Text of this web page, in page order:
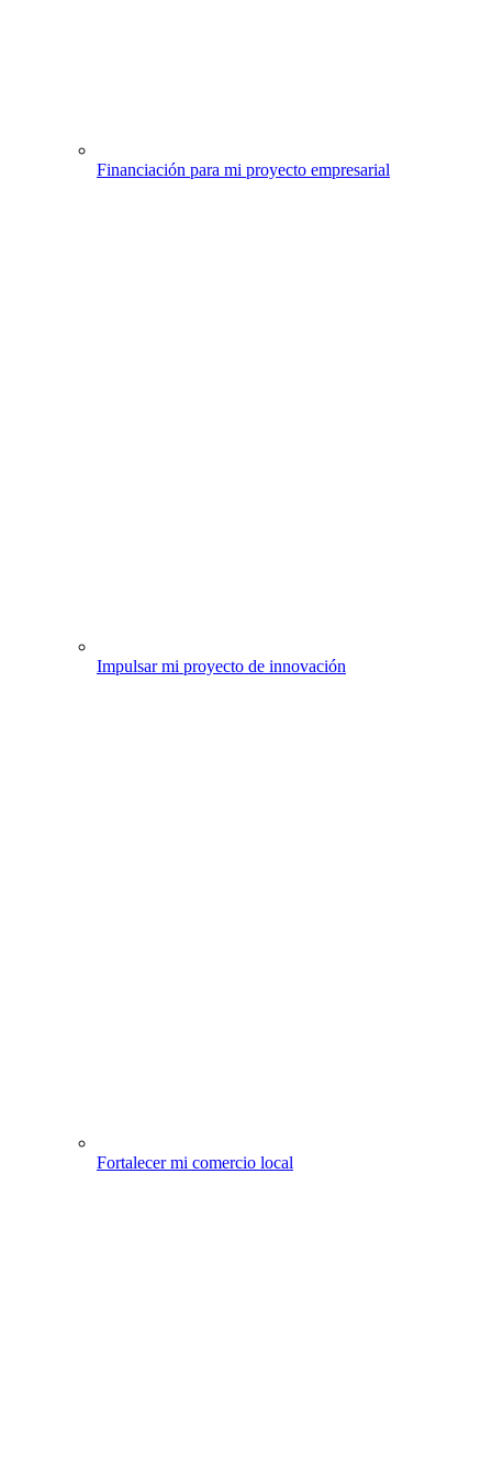
Financiación para mi proyecto empresarial
Impulsar mi proyecto de innovación
Fortalecer mi comercio local